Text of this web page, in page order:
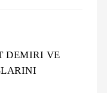
DEMIRI VE